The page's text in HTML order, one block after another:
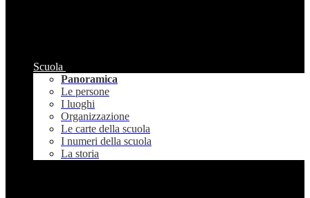
Scuola
Panoramica
Le persone
I luoghi
Organizzazione
Le carte della scuola
I numeri della scuola
La storia